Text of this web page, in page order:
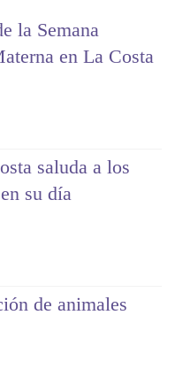
la Semana
en La Costa
saluda a los
su día
de animales